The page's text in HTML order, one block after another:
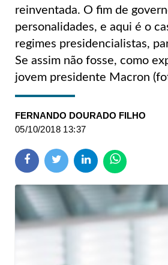
reinventada. O fim de
personalidades, e aqui é o
regimes presidencialistas,
Se assim não fosse, como
jovem presidente Macron
FERNANDO DOURADO FILHO
05/10/2018 13:37